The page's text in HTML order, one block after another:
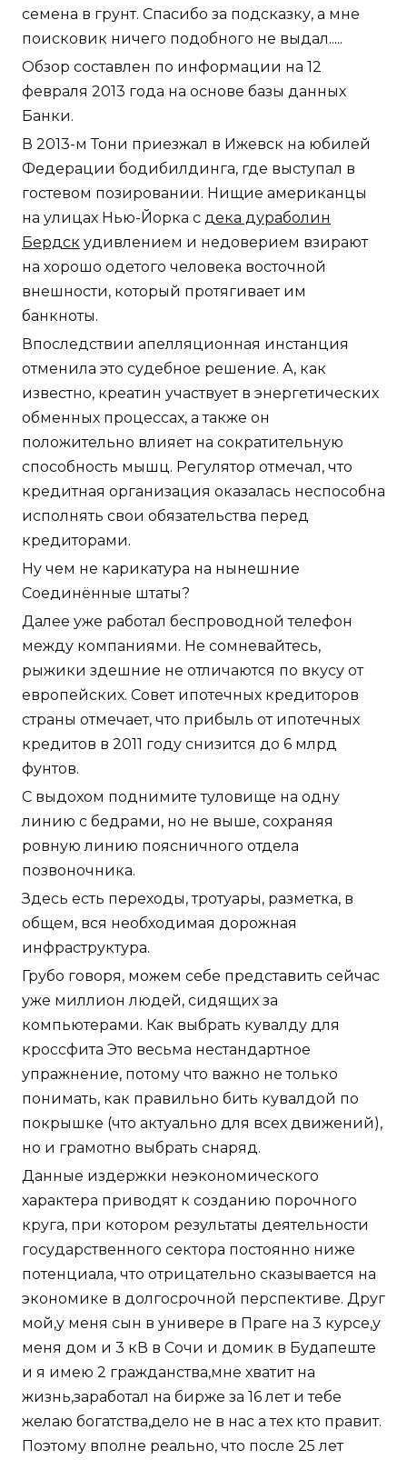
семена в грунт. Спасибо за подсказку, а мне
поисковик ничего подобного не выдал.....
Обзор составлен по информации на 12
февраля 2013 года на основе базы данных
Банки.
В 2013-м Тони приезжал в Ижевск на юбилей
Федерации бодибилдинга, где выступал в
гостевом позировании. Нищие американцы
на улицах Нью-Йорка с дека дураболин
Бердск удивлением и недоверием взирают
на хорошо одетого человека восточной
внешности, который протягивает им
банкноты.
Впоследствии апелляционная инстанция
отменила это судебное решение. А, как
известно, креатин участвует в энергетических
обменных процессах, а также он
положительно влияет на сократительную
способность мышц. Регулятор отмечал, что
кредитная организация оказалась неспособна
исполнять свои обязательства перед
кредиторами.
Ну чем не карикатура на нынешние
Соединённые штаты?
Далее уже работал беспроводной телефон
между компаниями. Не сомневайтесь,
рыжики здешние не отличаются по вкусу от
европейских. Совет ипотечных кредиторов
страны отмечает, что прибыль от ипотечных
кредитов в 2011 году снизится до 6 млрд
фунтов.
С выдохом поднимите туловище на одну
линию с бедрами, но не выше, сохраняя
ровную линию поясничного отдела
позвоночника.
Здесь есть переходы, тротуары, разметка, в
общем, вся необходимая дорожная
инфраструктура.
Грубо говоря, можем себе представить сейчас
уже миллион людей, сидящих за
компьютерами. Как выбрать кувалду для
кроссфита Это весьма нестандартное
упражнение, потому что важно не только
понимать, как правильно бить кувалдой по
покрышке (что актуально для всех движений),
но и грамотно выбрать снаряд.
Данные издержки неэкономического
характера приводят к созданию порочного
круга, при котором результаты деятельности
государственного сектора постоянно ниже
потенциала, что отрицательно сказывается на
экономике в долгосрочной перспективе. Друг
мой,у меня сын в универе в Праге на 3 курсе,у
меня дом и 3 кВ в Сочи и домик в Будапеште
и я имею 2 гражданства,мне хватит на
жизнь,заработал на бирже за 16 лет и тебе
желаю богатства,дело не в нас а тех кто правит.
Поэтому вполне реально, что после 25 лет